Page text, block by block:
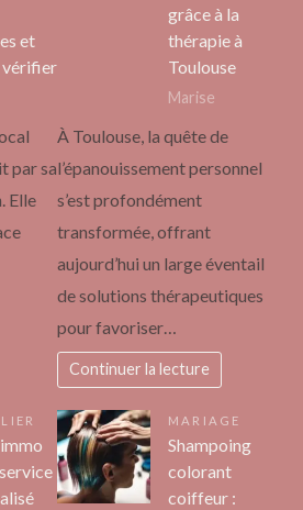
et
vérifier
par sa
Elle
grâce à la
thérapie à
Toulouse
Marise
À Toulouse, la quête de
l’épanouissement personnel
s’est profondément
transformée, offrant
aujourd’hui un large éventail
de solutions thérapeutiques
pour favoriser…
Continuer la lecture
MARIAGE
Shampoing
colorant
coiffeur :